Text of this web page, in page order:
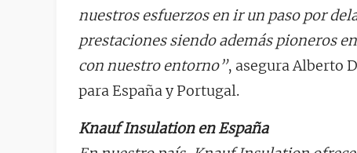
nuestros esfuerzos en ir un paso por
prestaciones siendo además pioneros
con nuestro entorno”, asegura Alberto
para España y Portugal.
Knauf Insulation en España